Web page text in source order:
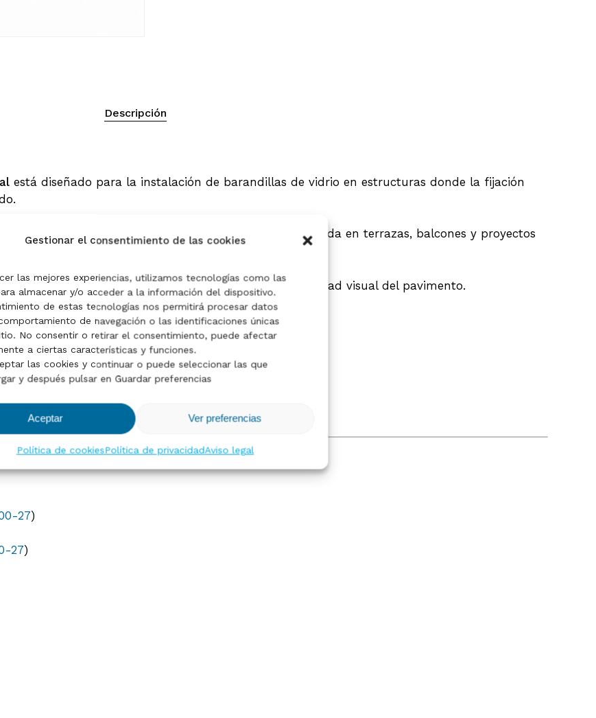
Gestionar el consentimiento de las cookies
las mejores experiencias, utilizamos tecnologías como las
almacenar y/o acceder a la información del dispositivo.
de estas tecnologías nos permitirá procesar datos
de navegación o las identificaciones únicas
No consentir o retirar el consentimiento, puede afectar
a ciertas características y funciones.
las cookies y continuar o puede seleccionar las que
y después pulsar en Guardar preferencias
Aceptar Ver preferencias
Política de cookiesPolítica de privacidadAviso legal
No hay productos en el carrito.
Descripción
está diseñado para la instalación de barandillas de vidrio en estructuras donde la fijación
limpia y continua, siendo una solución muy utilizada en terrazas, balcones y proyectos
y segura, manteniendo al mismo tiempo la continuidad visual del pavimento.
27)
27)